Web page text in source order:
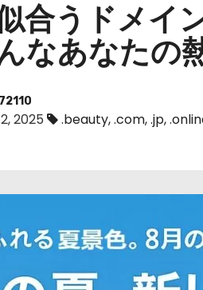
合うドメイ
なあなたの
2025 .beauty,.com,.jp,